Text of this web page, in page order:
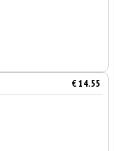
€ 14.55